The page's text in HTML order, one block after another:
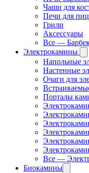
Чаши для
Печи для
Грили
Аксессуары
Все —
Электрокамины
Напольные
Настенные
Очаги для
Порталы
Все —
Биокамины